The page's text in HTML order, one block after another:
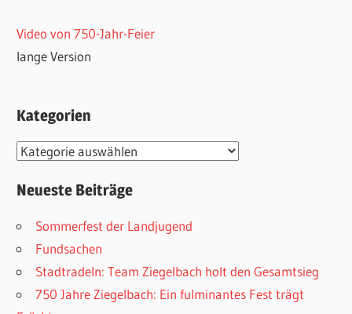
Video von 750-Jahr-Feier
lange Version
Kategorien
Kategorien
Neueste Beiträge
Sommerfest der Landjugend
Fundsachen
Stadtradeln: Team Ziegelbach holt den Gesamtsieg
750 Jahre Ziegelbach: Ein fulminantes Fest trägt